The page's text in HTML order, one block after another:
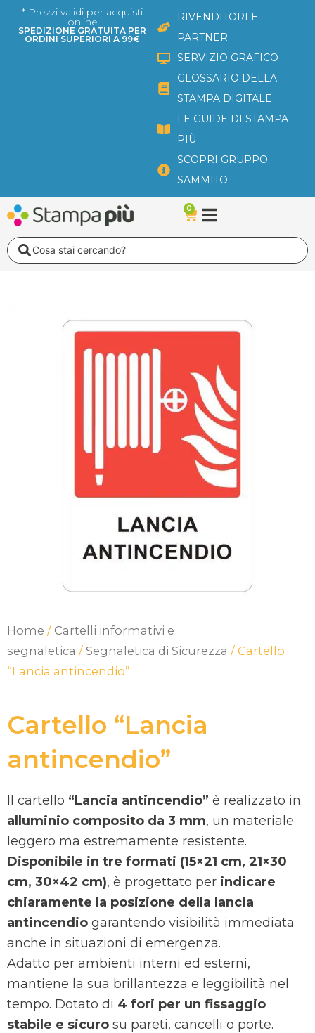
* Prezzi validi per acquisti
online
SPEDIZIONE GRATUITA PER
ORDINI SUPERIORI A 99€
RIVENDITORI E
PARTNER
SERVIZIO GRAFICO
GLOSSARIO DELLA
STAMPA DIGITALE
LE GUIDE DI STAMPA
PIÙ
SCOPRI GRUPPO
SAMMITO
0
Carrello
Search
Home / Cartelli informativi e
segnaletica / Segnaletica di Sicurezza / Cartello
“Lancia antincendio”
Cartello “Lancia
antincendio”
Il cartello “Lancia antincendio” è realizzato in
alluminio composito da 3 mm, un materiale
leggero ma estremamente resistente.
Disponibile in tre formati (15×21 cm, 21×30
cm, 30×42 cm), è progettato per indicare
chiaramente la posizione della lancia
antincendio garantendo visibilità immediata
anche in situazioni di emergenza.
Adatto per ambienti interni ed esterni,
mantiene la sua brillantezza e leggibilità nel
tempo. Dotato di 4 fori per un fissaggio
stabile e sicuro su pareti, cancelli o porte.